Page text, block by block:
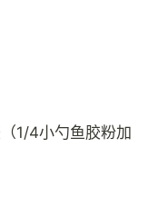
1/4小勺鱼胶粉加